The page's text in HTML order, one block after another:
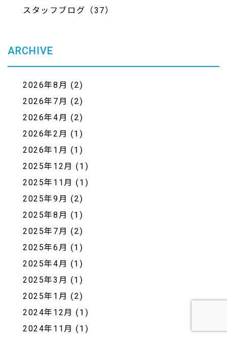
スタッフブログ（37）
ARCHIVE
2026年8月
(2)
2026年7月
(2)
2026年4月
(2)
2026年2月
(1)
2026年1月
(1)
2025年12月
(1)
2025年11月
(1)
2025年9月
(2)
2025年8月
(1)
2025年7月
(2)
2025年6月
(1)
2025年4月
(1)
2025年3月
(1)
2025年1月
(2)
2024年12月
(1)
2024年11月
(1)